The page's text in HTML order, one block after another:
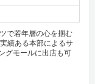
で若年層の心を掴む
績ある本部によるサ
グモールに出店も可